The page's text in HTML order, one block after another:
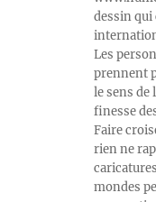
dessin qui
Les
prennent
le sens de
finesse
Faire
rien ne
mondes